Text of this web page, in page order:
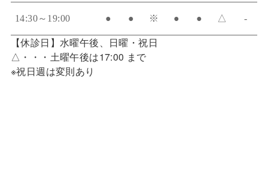
14:30～19:00 ● ● ※ ● ● △ -
【休診日】水曜午後、日曜・祝日
△・・・土曜午後は17:00 まで
※祝日週は変則あり